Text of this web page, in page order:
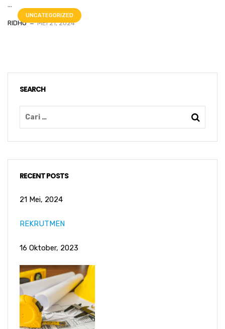
UNCATEGORIZED
...
RIDHO MEI 21, 2024
SEARCH
RECENT POSTS
21 Mei, 2024
REKRUTMEN
16 Oktober, 2023